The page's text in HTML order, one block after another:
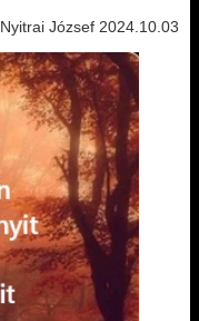
Nyitrai József 2024.10.03